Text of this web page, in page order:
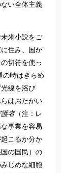
い全体主義
来小説をご
住み、国が
切符を使っ
の時はきらめ
線を浴び
はおたがい
者（注：レ
事業を容易
こるか分か
の国民）の
じめな細胞